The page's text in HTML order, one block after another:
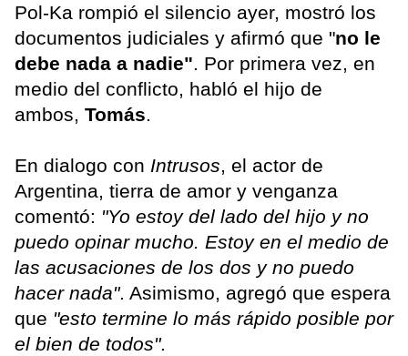
Pol-Ka rompió el silencio ayer, mostró los
documentos judiciales y afirmó que "no le
debe nada a nadie" . Por primera vez, en
medio del conflicto, habló el hijo de
ambos, Tomás
En dialogo con Intrusos , el actor de
Argentina, tierra de amor y venganza
comentó: "Yo estoy del lado del hijo y no
puedo opinar mucho. Estoy en el medio de
las acusaciones de los dos y no puedo
hacer nada". Asimismo, agregó que espera
que "esto termine lo más rápido posible por
el bien de todos".